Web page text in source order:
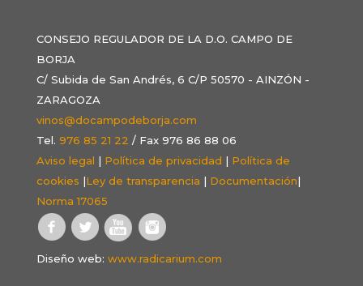
CONSEJO REGULADOR DE LA D.O. CAMPO DE
BORJA
C/ Subida de San Andrés, 6 C/P 50570 - AINZÓN -
ZARAGOZA
vinos@docampodeborja.com
Tel. 976 85 21 22 / Fax 976 86 88 06
Aviso legal | Política de privacidad | Política de
cookies |Ley de transparencia | Documentación|
Norma 17065
Diseño web: www.radicarium.com